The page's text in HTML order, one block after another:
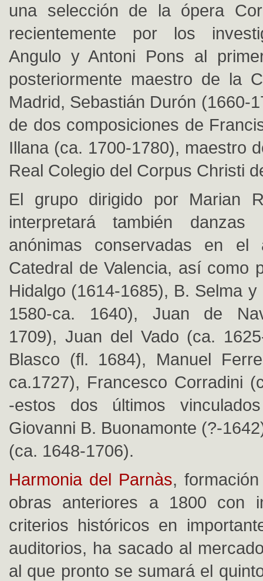
una selección de la ópera
recientemente por los
Angulo y Antoni Pons al
posteriormente maestro de la
Madrid, Sebastián Durón (1660-
de dos composiciones de
Illana (ca. 1700-1780), maestro
Real Colegio del Corpus Christi
El grupo dirigido por Marian
interpretará también danzas
anónimas conservadas en
Catedral de Valencia, así como
Hidalgo (1614-1685), B. Selma
1580-ca. 1640), Juan de
1709), Juan del Vado (ca.
Blasco (fl. 1684), Manuel
ca.1727), Francesco Corradini
-estos dos últimos
Giovanni B. Buonamonte (?-
(ca. 1648-1706).
Harmonia del Parnàs,
obras anteriores a 1800 con
criterios históricos en
auditorios, ha sacado al
al que pronto se sumará el